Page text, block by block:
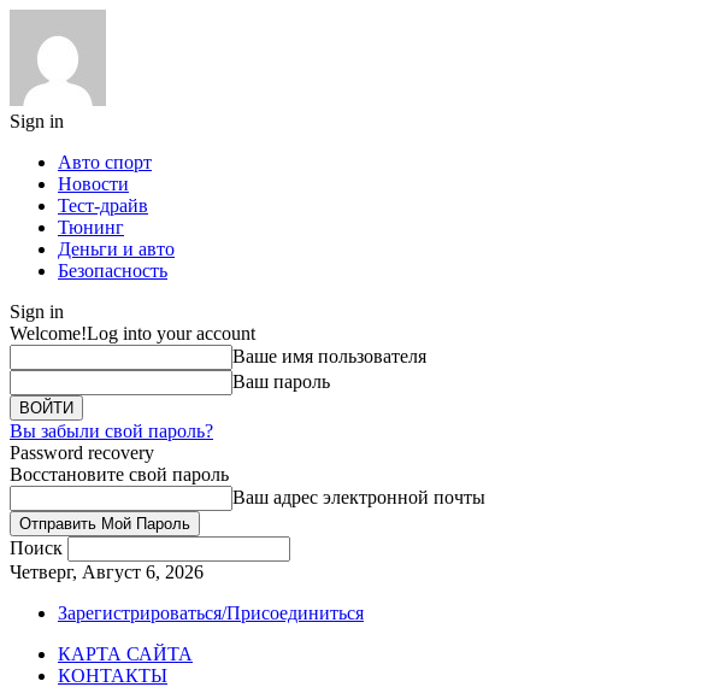
Sign in
Авто спорт
Новости
Тест-драйв
Тюнинг
Деньги и авто
Безопасность
Sign in
Welcome!Log into your account
Ваше имя пользователя
Ваш пароль
Вы забыли свой пароль?
Password recovery
Восстановите свой пароль
Ваш адрес электронной почты
Поиск
Четверг, Август 6, 2026
Зарегистрироваться/Присоединиться
КАРТА САЙТА
КОНТАКТЫ